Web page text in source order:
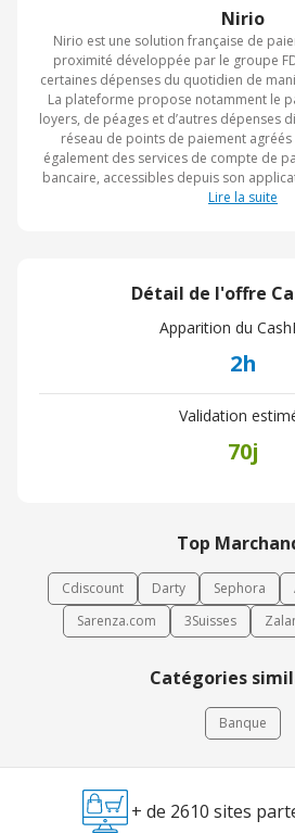
Nirio
Nirio est une solution française de
proximité développée par le groupe
certaines dépenses du quotidien de
La plateforme propose notamment le
loyers, de péages et d’autres dépenses
réseau de points de paiement
également des services de compte de
bancaire, accessibles depuis son
réseau de proximité et à son
Lire la suite
Détail de l'offre
Apparition du
2h
Validation
70j
Top
Cdiscount Darty Sephora
Sarenza.com
3Suisses
Catégories
Banque
+ de 2610 sites